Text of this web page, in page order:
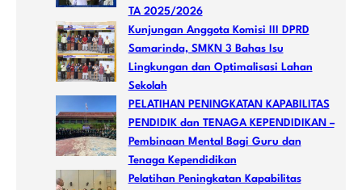
TA 2025/2026
Kunjungan Anggota Komisi III DPRD
Samarinda, SMKN 3 Bahas Isu
Lingkungan dan Optimalisasi Lahan
Sekolah
PELATIHAN PENINGKATAN KAPABILITAS
PENDIDIK dan TENAGA KEPENDIDIKAN –
Pembinaan Mental Bagi Guru dan
Tenaga Kependidikan
Pelatihan Peningkatan Kapabilitas